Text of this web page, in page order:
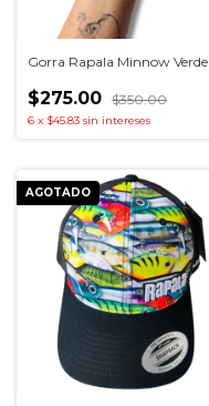
Gorra Rapala Minnow Verde
$275.00 $350.00
6 x $45.83 sin intereses
AGOTADO